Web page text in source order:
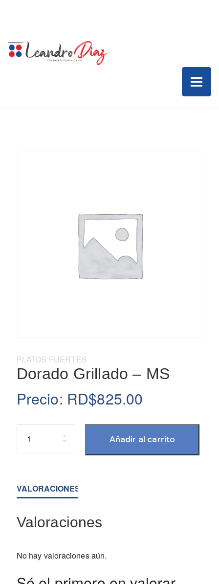
Categoría:
PLATOS FUERTES
Dorado Grillado – MS
Precio: RD$825.00
Añadir al carrito
VALORACIONES (0)
Valoraciones
No hay valoraciones aún.